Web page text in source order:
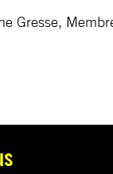
Gresse,